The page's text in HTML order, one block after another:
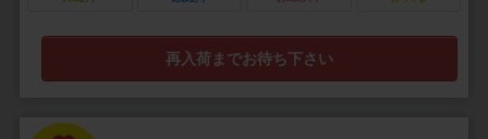
再入荷までお待ち下さい